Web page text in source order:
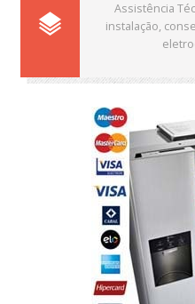
Assistência
instalação,